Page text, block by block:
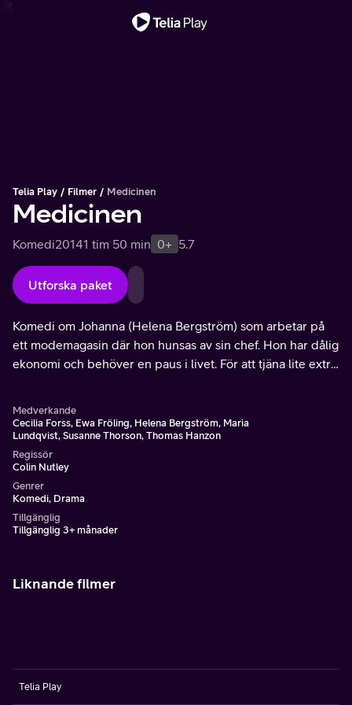
Telia Play Filmer Medicinen
Medicinen
Komedi20141 tim 50 min 0+ 5.7
Utforska paket
Komedi om Johanna (Helena Bergström) som arbetar på
ett modemagasin där hon hunsas av sin chef. Hon har dålig
ekonomi och behöver en paus i livet. För att tjäna lite extra
Medverkande
Cecilia Forss, Ewa Fröling, Helena Bergström, Maria
Lundqvist, Susanne Thorson, Thomas Hanzon
Regissör
Colin Nutley
Genrer
Komedi, Drama
Tillgänglig
Tillgänglig 3+ månader
Liknande filmer
Telia Play